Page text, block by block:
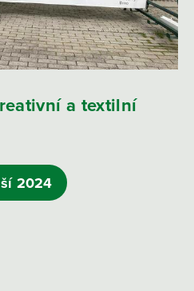
a textilní
2024